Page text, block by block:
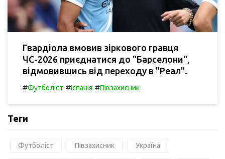
Гвардіола вмовив зіркового гравця
ЧС-2026 приєднатися до "Барселони",
відмовившись від переходу в "Реал".
#Футболіст #Іспанія #Півзахисник
Теги
Футболіст Півзахисник Україна